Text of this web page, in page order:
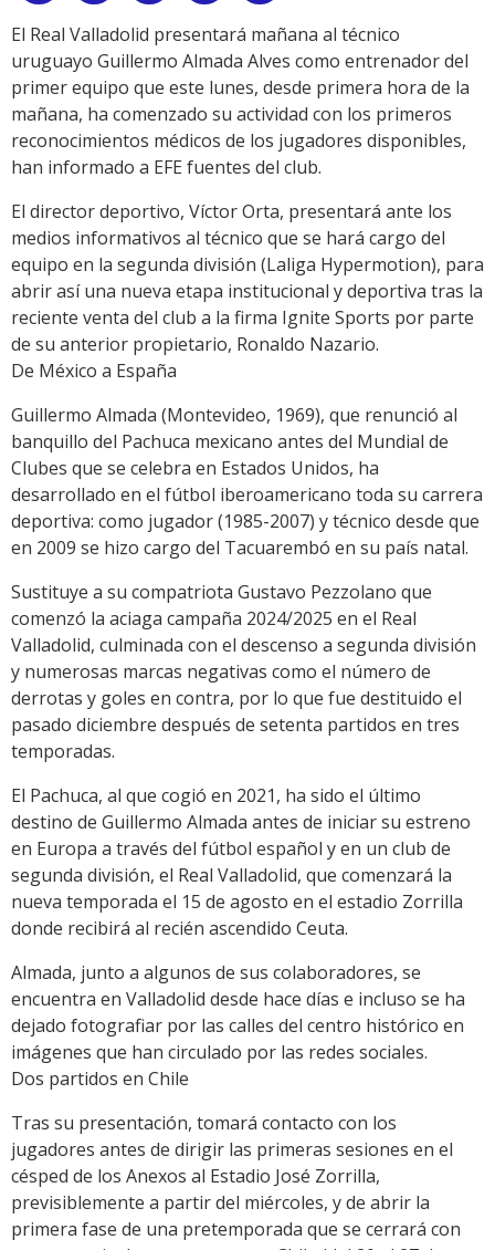
Link
El Real Valladolid presentará mañana al técnico
uruguayo Guillermo Almada Alves como entrenador del
primer equipo que este lunes, desde primera hora de la
mañana, ha comenzado su actividad con los primeros
reconocimientos médicos de los jugadores disponibles,
han informado a EFE fuentes del club.
El director deportivo, Víctor Orta, presentará ante los
medios informativos al técnico que se hará cargo del
equipo en la segunda división (Laliga Hypermotion), para
abrir así una nueva etapa institucional y deportiva tras la
reciente venta del club a la firma Ignite Sports por parte
de su anterior propietario, Ronaldo Nazario.
De México a España
Guillermo Almada (Montevideo, 1969), que renunció al
banquillo del Pachuca mexicano antes del Mundial de
Clubes que se celebra en Estados Unidos, ha
desarrollado en el fútbol iberoamericano toda su carrera
deportiva: como jugador (1985-2007) y técnico desde que
en 2009 se hizo cargo del Tacuarembó en su país natal.
Sustituye a su compatriota Gustavo Pezzolano que
comenzó la aciaga campaña 2024/2025 en el Real
Valladolid, culminada con el descenso a segunda división
y numerosas marcas negativas como el número de
derrotas y goles en contra, por lo que fue destituido el
pasado diciembre después de setenta partidos en tres
temporadas.
El Pachuca, al que cogió en 2021, ha sido el último
destino de Guillermo Almada antes de iniciar su estreno
en Europa a través del fútbol español y en un club de
segunda división, el Real Valladolid, que comenzará la
nueva temporada el 15 de agosto en el estadio Zorrilla
donde recibirá al recién ascendido Ceuta.
Almada, junto a algunos de sus colaboradores, se
encuentra en Valladolid desde hace días e incluso se ha
dejado fotografiar por las calles del centro histórico en
imágenes que han circulado por las redes sociales.
Dos partidos en Chile
Tras su presentación, tomará contacto con los
jugadores antes de dirigir las primeras sesiones en el
césped de los Anexos al Estadio José Zorrilla,
previsiblemente a partir del miércoles, y de abrir la
primera fase de una pretemporada que se cerrará con